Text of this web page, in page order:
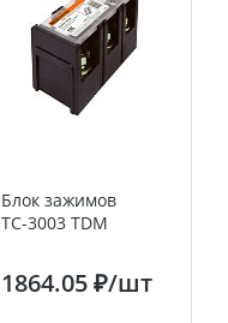
Блок зажимов
ТС-3003 TDM
1864.05 ₽/шт